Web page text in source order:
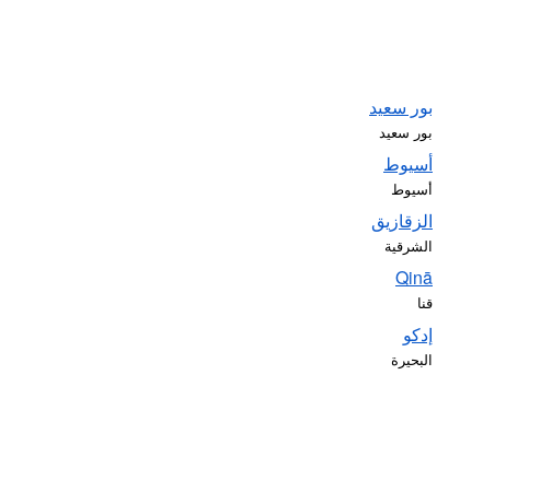
بور سعيد
بور سعيد
أسيوط
أسيوط
الزقازيق
الشرقية
Qinā
قنا
إدكو
البحيرة